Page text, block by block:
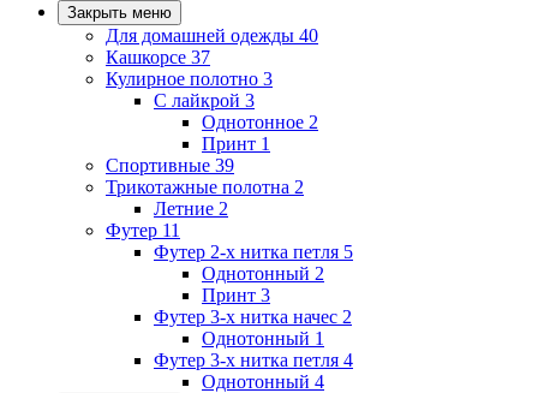
Закрыть меню
Для домашней одежды 40
Кашкорсе 37
Кулирное полотно 3
С лайкрой 3
Однотонное 2
Принт 1
Спортивные 39
Трикотажные полотна 2
Летние 2
Футер 11
Футер 2-х нитка петля 5
Однотонный 2
Принт 3
Футер 3-х нитка начес 2
Однотонный 1
Футер 3-х нитка петля 4
Однотонный 4